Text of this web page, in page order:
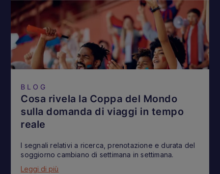
BLOG
Cosa rivela la Coppa del Mondo
sulla domanda di viaggi in tempo
reale
I segnali relativi a ricerca, prenotazione e durata del
soggiorno cambiano di settimana in settimana.
Leggi di più